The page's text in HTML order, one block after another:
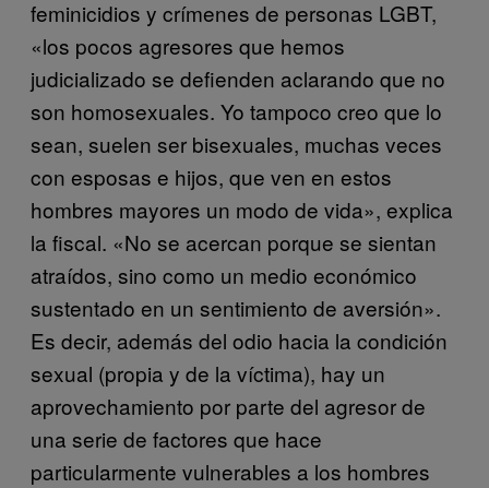
feminicidios y crímenes de personas LGBT,
«los pocos agresores que hemos
judicializado se defienden aclarando que no
son homosexuales. Yo tampoco creo que lo
sean, suelen ser bisexuales, muchas veces
con esposas e hijos, que ven en estos
hombres mayores un modo de vida», explica
la fiscal. «No se acercan porque se sientan
atraídos, sino como un medio económico
sustentado en un sentimiento de aversión».
Es decir, además del odio hacia la condición
sexual (propia y de la víctima), hay un
aprovechamiento por parte del agresor de
una serie de factores que hace
particularmente vulnerables a los hombres